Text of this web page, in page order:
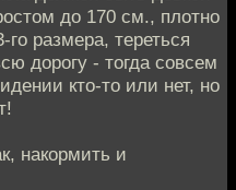
до 170 см., плотно
размера, тереться
дорогу - тогда совсем
кто-то или нет, но
накормить и